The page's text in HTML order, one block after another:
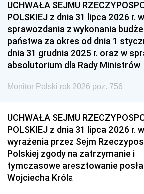
1939 1938
1936 1930
UCHWAŁA SEJMU
POLSKIEJ z dnia 31 lipca 2026 r.
sprawozdania z wykonania
państwa za okres od dnia 1
dnia 31 grudnia 2025 r. oraz w
absolutorium dla Rady Ministrów
Monitor Polski rok 2026 poz. 756
UCHWAŁA SEJMU
POLSKIEJ z dnia 31 lipca 2026 r.
wyrażenia przez Sejm
Polskiej zgody na zatrzymanie i
tymczasowe aresztowanie posła
Wojciecha Króla